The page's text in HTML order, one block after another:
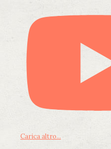
Carica altro...